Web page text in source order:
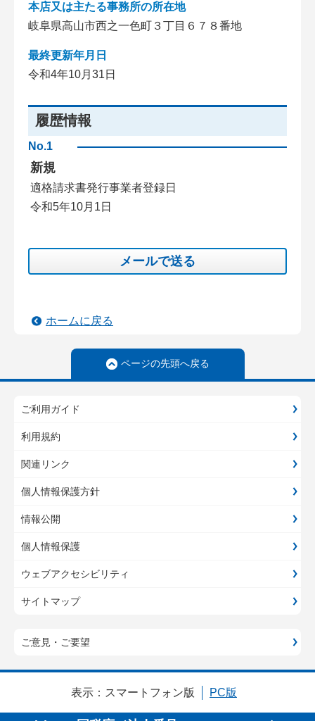
本店又は主たる事務所の所在地
岐阜県高山市西之一色町３丁目６７８番地
最終更新年月日
令和4年10月31日
履歴情報
No.1
新規
適格請求書発行事業者登録日
令和5年10月1日
メールで送る
ホームに戻る
ページの先頭へ戻る
ご利用ガイド
利用規約
関連リンク
個人情報保護方針
情報公開
個人情報保護
ウェブアクセシビリティ
サイトマップ
ご意見・ご要望
表示： スマートフォン版 PC版